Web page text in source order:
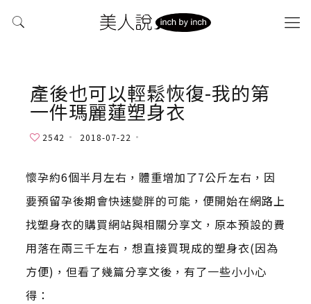
產後也可以輕鬆恢復-我的第
一件瑪麗蓮塑身衣
2542 2018-07-22
懷孕約6個半月左右，體重增加了7公斤左右，因
要預留孕後期會快速變胖的可能，便開始在網路上
找塑身衣的購買網站與相關分享文，原本預設的費
用落在兩三千左右，想直接買現成的塑身衣(因為
方便)，但看了幾篇分享文後，有了一些小小心
得：